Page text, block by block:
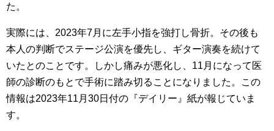
た。
実際には、2023年7月に左手小指を強打し骨折。その後も
本人の判断でステージ公演を優先し、ギター演奏を続けて
いたとのことです。しかし痛みが悪化し、11月になって医
師の診断のもとで手術に踏み切ることになりました。この
情報は2023年11月30日付の『デイリー』紙が報じていま
す。